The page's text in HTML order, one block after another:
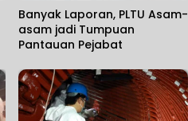
Banyak Laporan, PLTU Asam-
asam jadi Tumpuan
Pantauan Pejabat